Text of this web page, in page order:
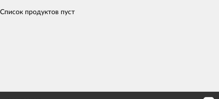
Список продуктов пуст